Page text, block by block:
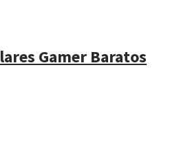
Gamer Baratos